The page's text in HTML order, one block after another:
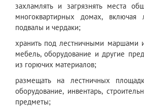
захламлять и загрязнять места
многоквартирных домах, включая
подвалы и чердаки;
хранить под лестничными маршами
мебель, оборудование и другие
из горючих материалов;
размещать на лестничных
оборудование, инвентарь,
предметы;